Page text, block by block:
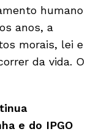
humano
anos, a
morais, lei e
da vida. O
e do IPGO